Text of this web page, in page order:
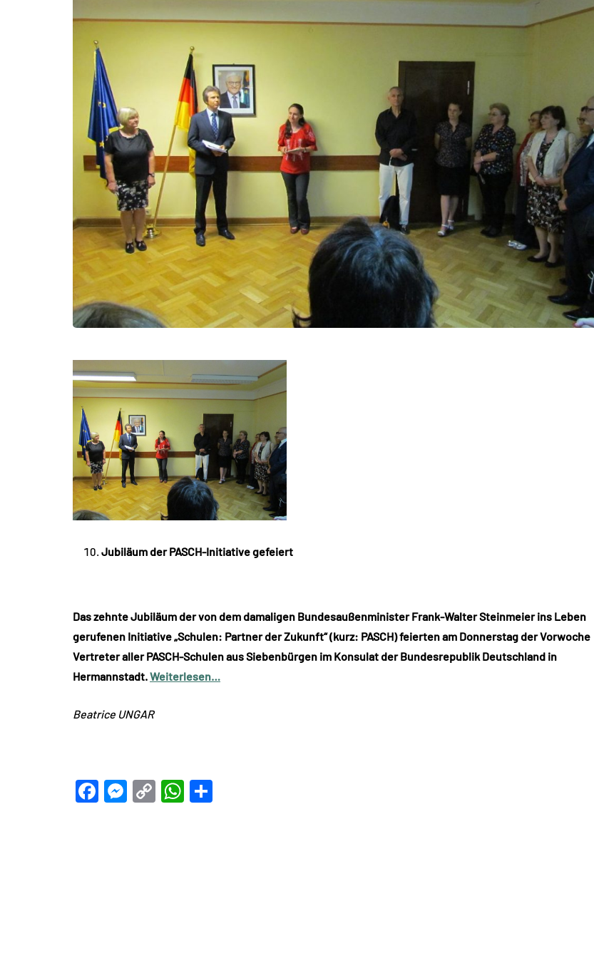
Jubiläum der PASCH-Initiative gefeiert
Das zehnte Jubiläum der von dem damaligen Bundesaußenminister Frank-Walter Steinmeier ins Leben
gerufenen Initiative „Schulen: Partner der Zukunft“ (kurz: PASCH) feierten am Donnerstag der Vorwoche
Vertreter aller PASCH-Schulen aus Siebenbürgen im Konsulat der Bundesrepublik Deutschland in
Hermannstadt.Weiterlesen…
Beatrice UNGAR
Facebook
Messenger
CopyWhatsApp